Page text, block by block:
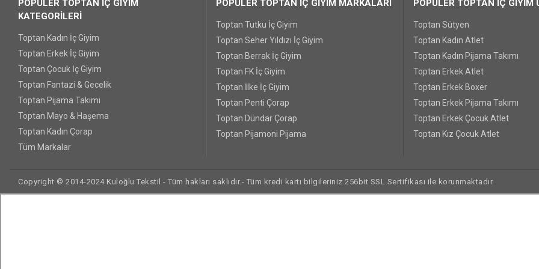
POPÜLER TOPTAN İÇ GİYİM
KATEGORİLERİ
Toptan Kadın İç Giyim
Toptan Erkek İç Giyim
Toptan Çocuk İç Giyim
Toptan Fantazi & Gecelik
Toptan Pijama Takımı
Toptan Mayo & Haşema
Toptan Kadın Çorap
Tüm Markalar
POPÜLER TOPTAN İÇ GİYİM MARKALARI
Toptan Tutku İç Giyim
Toptan Seher Yıldızı İç Giyim
Toptan Berrak İç Giyim
Toptan FK İç Giyim
Toptan İlke İç Giyim
Toptan Penti Çorap
Toptan Dündar Çorap
Toptan Pijamoni Pijama
POPÜLER TOPTAN İÇ GİYİM
Toptan Sütyen
Toptan Kadın Atlet
Toptan Kadın Pijama Takımı
Toptan Erkek Atlet
Toptan Erkek Boxer
Toptan Erkek Pijama Takımı
Toptan Erkek Çocuk Atlet
Toptan Kız Çocuk Atlet
Copyright © 2014-2024 Kuloğlu Tekstil - Tüm hakları saklıdır.- Tüm kredi kartı bilgileriniz 256bit SSL Sertifikası ile korunmaktadır.